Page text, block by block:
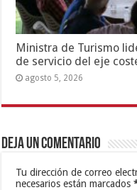
Ministra de Turismo
de servicio del eje
agosto 5, 2026
Deja un comentario
Tu dirección de correo
necesarios están marcados